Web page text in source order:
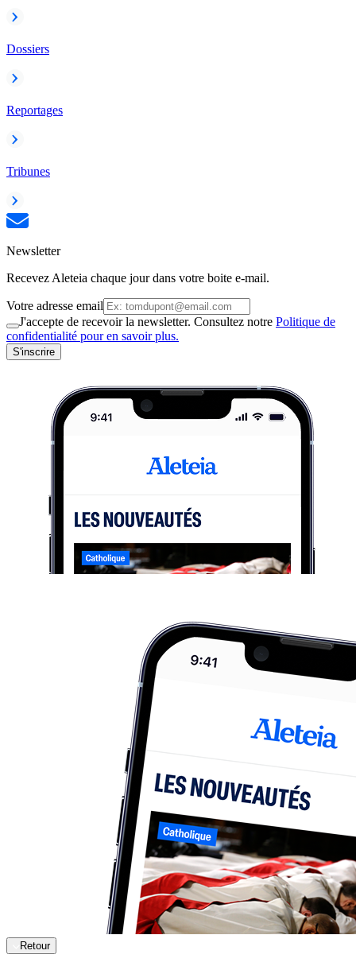
Dossiers
Reportages
Tribunes
Newsletter
Recevez Aleteia chaque jour dans votre boite e-mail.
Votre adresse email
J'accepte de recevoir la newsletter. Consultez notre Politique de
confidentialité pour en savoir plus.
S'inscrire
Retour